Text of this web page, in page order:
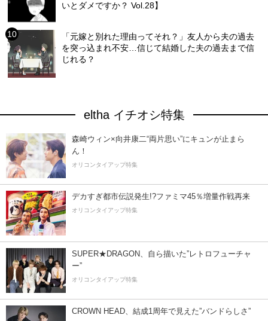
いとダメですか？ Vol.28】
「元嫁と別れた理由ってそれ？」友人から夫の過去
を突っ込まれ不安…信じて結婚した夫の過去まで信
じれる？
eltha イチオシ特集
森崎ウィン×向井康二“両片思い”にキュンが止まら
ん！
オリコンタイアップ特集
デカすぎ都市伝説発生!?ファミマ45％増量作戦再来
オリコンタイアップ特集
SUPER★DRAGON、自ら描いた”レトロフューチャ
ー”
オリコンタイアップ特集
CROWN HEAD、結成1周年で見えた”バンドらしさ”